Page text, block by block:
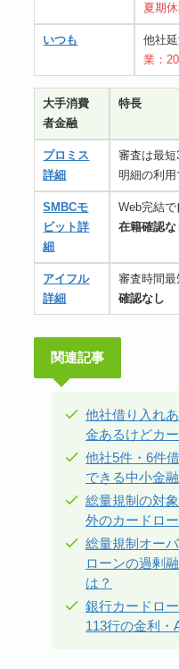
夏期
いつも 他社
業：
大手消費
者金融
特長
プロミス
詳細
審査は最
明細の利用
SMBCモ
ビット詳
細
Web完結で
在籍確認な
アイフル
詳細
審査時間
確認なし
関連記事
他社借り入れ
金あるけどカ
他社5件・6件
できる中小金
総量規制の対
外のカードロ
総量規制オー
ローンの過剰
は？
銀行カードロ
113行の金利・